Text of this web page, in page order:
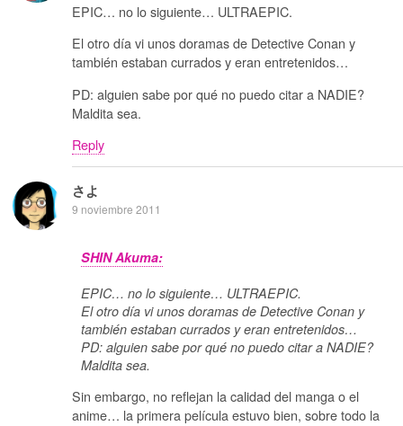
EPIC… no lo siguiente… ULTRAEPIC.
El otro día vi unos doramas de Detective Conan y
también estaban currados y eran entretenidos…
PD: alguien sabe por qué no puedo citar a NADIE?
Maldita sea.
Reply
さよ
9 noviembre 2011
SHIN Akuma:
EPIC… no lo siguiente… ULTRAEPIC.
El otro día vi unos doramas de Detective Conan y
también estaban currados y eran entretenidos…
PD: alguien sabe por qué no puedo citar a NADIE?
Maldita sea.
Sin embargo, no reflejan la calidad del manga o el
anime… la primera película estuvo bien, sobre todo la